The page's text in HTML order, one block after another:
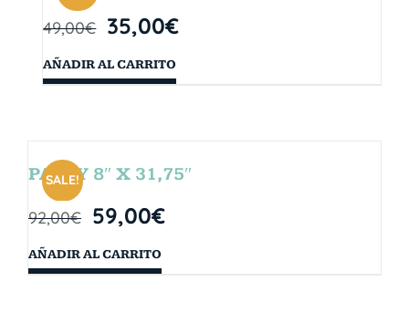
49,00€ 35,00€
AÑADIR AL CARRITO
SALE!
PARTY 8″ X 31,75″
92,00€ 59,00€
AÑADIR AL CARRITO